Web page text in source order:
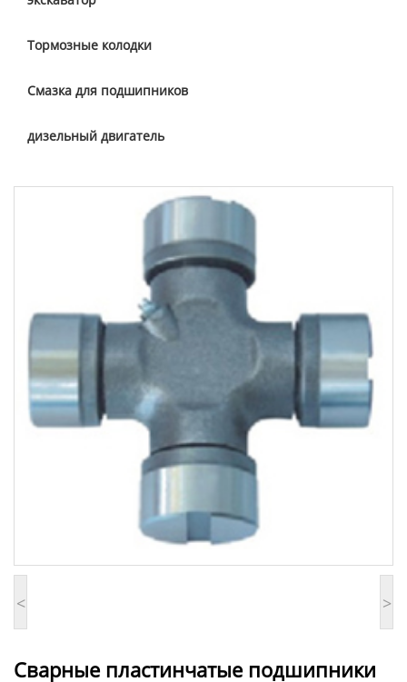
Тормозные колодки
Смазка для подшипников
дизельный двигатель
< >
Сварные пластинчатые подшипники